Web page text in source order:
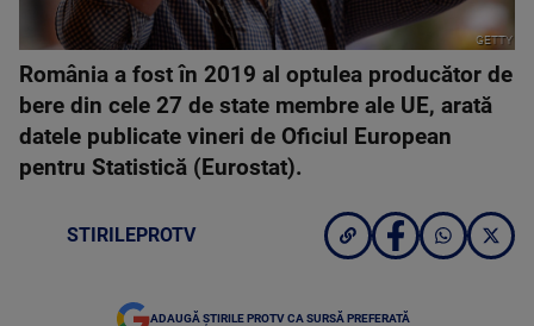
GETTY
România a fost în 2019 al optulea producător de
bere din cele 27 de state membre ale UE, arată
datele publicate vineri de Oficiul European
pentru Statistică (Eurostat).
STIRILEPROTV
ADAUGĂ ȘTIRILE PROTV CA SURSĂ PREFERATĂ